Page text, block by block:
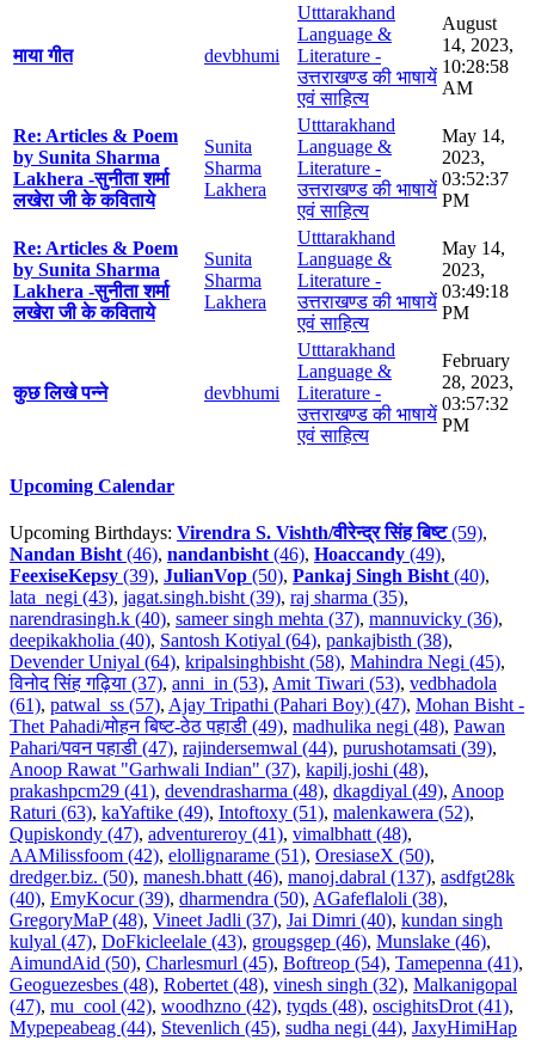
माया गीत devbhumi
Utttarakhand
Language &
Literature -
उत्तराखण्ड की भाषायें
एवं साहित्य
August
14, 2023,
10:28:58
AM
Re: Articles & Poem
by Sunita Sharma
Lakhera -सुनीता शर्मा
लखेरा जी के कविताये
Sunita
Sharma
Lakhera
Utttarakhand
Language &
Literature -
उत्तराखण्ड की भाषायें
एवं साहित्य
May 14,
2023,
03:52:37
PM
Re: Articles & Poem
by Sunita Sharma
Lakhera -सुनीता शर्मा
लखेरा जी के कविताये
Sunita
Sharma
Lakhera
Utttarakhand
Language &
Literature -
उत्तराखण्ड की भाषायें
एवं साहित्य
May 14,
2023,
03:49:18
PM
कुछ लिखे पन्ने devbhumi
Utttarakhand
Language &
Literature -
उत्तराखण्ड की भाषायें
एवं साहित्य
February
28, 2023,
03:57:32
PM
Upcoming Calendar
Upcoming Birthdays: Virendra S. Vishth/वीरेन्द्र सिंह बिष्ट(59),
Nandan Bisht(46), nandanbisht(46), Hoaccandy (49),
FeexiseKepsy (39), JulianVop (50), Pankaj Singh Bisht(40),
lata_negi (43), jagat.singh.bisht (39), raj sharma (35),
narendrasingh.k (40), sameer singh mehta (37), mannuvicky (36),
deepikakholia (40), Santosh Kotiyal (64), pankajbisth (38),
Devender Uniyal (64), kripalsinghbisht (58), Mahindra Negi (45),
विनोद सिंह गढ़िया (37), anni_in (53), Amit Tiwari (53), vedbhadola
(61), patwal_ss (57), Ajay Tripathi (Pahari Boy) (47), Mohan Bisht -
Thet Pahadi/मोहन बिष्ट-ठेठ पहाडी (49), madhulika negi (48), Pawan
Pahari/पवन पहाडी (47), rajindersemwal (44), purushotamsati (39),
Anoop Rawat "Garhwali Indian" (37), kapilj.joshi (48),
prakashpcm29 (41), devendrasharma (48), dkagdiyal (49), Anoop
Raturi (63), kaYaftike (49), Intoftoxy (51), malenkawera (52),
Qupiskondy (47), adventureroy (41), vimalbhatt (48),
AAMilissfoom (42), elollignarame (51), OresiaseX (50),
dredger.biz. (50), manesh.bhatt (46), manoj.dabral (137), asdfgt28k
(40), EmyKocur (39), dharmendra (50), AGafeflaloli (38),
GregoryMaP (48), Vineet Jadli (37), Jai Dimri (40), kundan singh
kulyal (47), DoFkicleelale (43), grougsgep (46), Munslake (46),
AimundAid (50), Charlesmurl (45), Boftreop (54), Tamepenna (41),
Geoguezesbes (48), Robertet (48), vinesh singh (32), Malkanigopal
(47), mu_cool (42), woodhzno (42), tyqds (48), oscighitsDrot (41),
Mypepeabeag (44), Stevenlich (45), sudha negi (44), JaxyHimiHap